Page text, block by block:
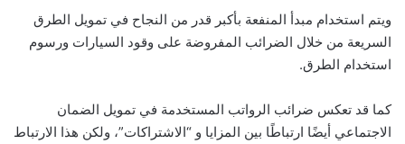
ويتم استخدام مبدأ المنفعة بأكبر قدر من النجاح في تمويل الطرق
السريعة من خلال الضرائب المفروضة على وقود السيارات ورسوم
استخدام الطرق.
كما قد تعكس ضرائب الرواتب المستخدمة في تمويل الضمان
الاجتماعي أيضًا ارتباطًا بين المزايا و “الاشتراكات”، ولكن هذا الارتباط